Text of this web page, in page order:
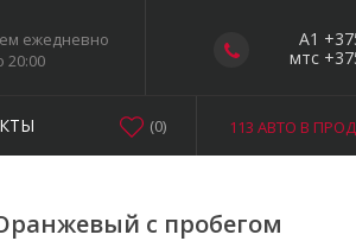
A1
мтс
ежедневно
20:00
113 АВТО В
(0)
с пробегом